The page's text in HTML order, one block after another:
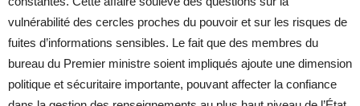
vulnérabilité des cercles proches du pouvoir et sur les risques de
fuites d’informations sensibles. Le fait que des membres du
bureau du Premier ministre soient impliqués ajoute une dimension
politique et sécuritaire importante, pouvant affecter la confiance